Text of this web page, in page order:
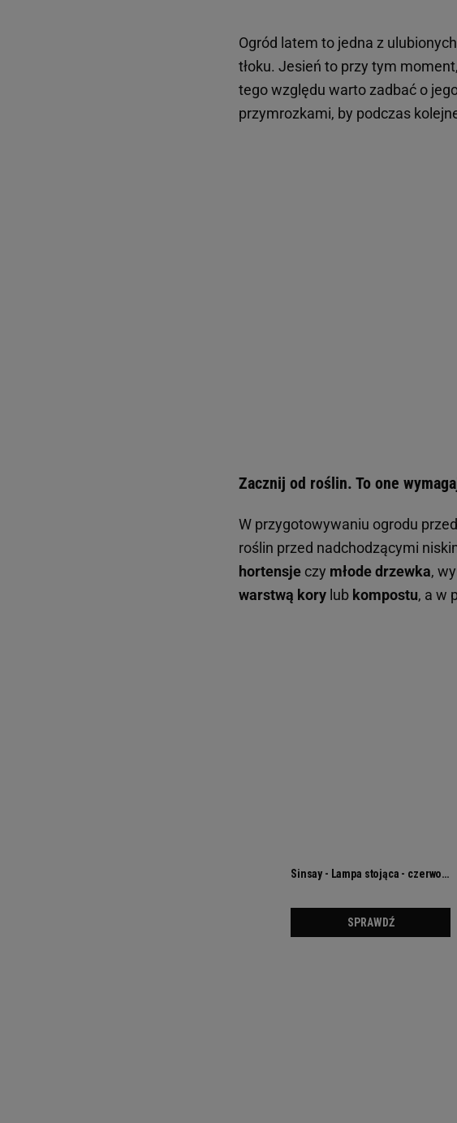
Ogród latem to jedna z
tłoku. Jesień to przy tym
tego względu warto zadbać o
przymrozkami, by podczas
Zacznij od roślin. To one
W przygotowywaniu ogrodu
roślin przed nadchodzącymi
hortensje czy młode drzewka,
warstwą kory lub kompostu, a w